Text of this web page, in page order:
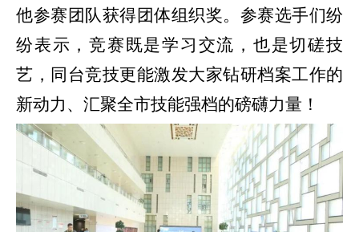
他参赛团队获得团体组织奖。参赛选手们纷
纷表示，竞赛既是学习交流，也是切磋技
艺，同台竞技更能激发大家钻研档案工作的
新动力、汇聚全市技能强档的磅礴力量！